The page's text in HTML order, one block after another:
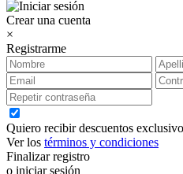
Crear una cuenta
×
Registrarme
Quiero recibir descuentos
Ver los términos y condiciones
Finalizar registro
o iniciar sesión